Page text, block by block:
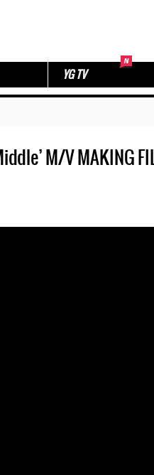
YG TV
M/V MAKING